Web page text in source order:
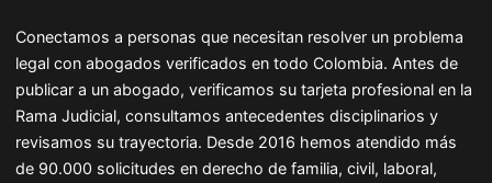
Conectamos a personas que necesitan resolver un problema
legal con abogados verificados en todo Colombia. Antes de
publicar a un abogado, verificamos su tarjeta profesional en la
Rama Judicial, consultamos antecedentes disciplinarios y
revisamos su trayectoria. Desde 2016 hemos atendido más
de 90.000 solicitudes en derecho de familia, civil, laboral,